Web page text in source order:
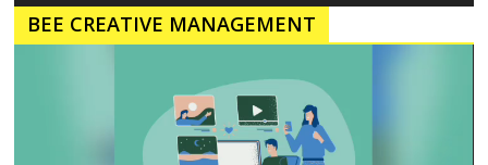
BEE CREATIVE MANAGEMENT